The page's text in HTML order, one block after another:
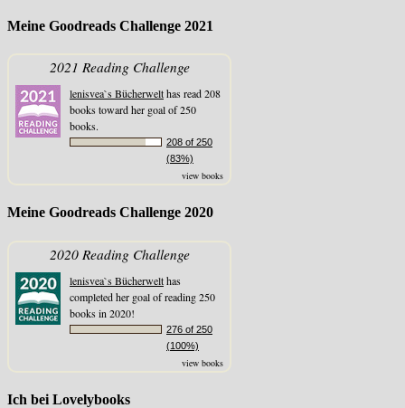
Meine Goodreads Challenge 2021
2021 Reading Challenge
lenisvea`s Bücherwelthas read 208
books toward her goal of 250
books.
208 of 250
(83%)
view books
Meine Goodreads Challenge 2020
2020 Reading Challenge
lenisvea`s Bücherwelthas
completed her goal of reading 250
books in 2020!
276 of 250
(100%)
view books
Ich bei Lovelybooks